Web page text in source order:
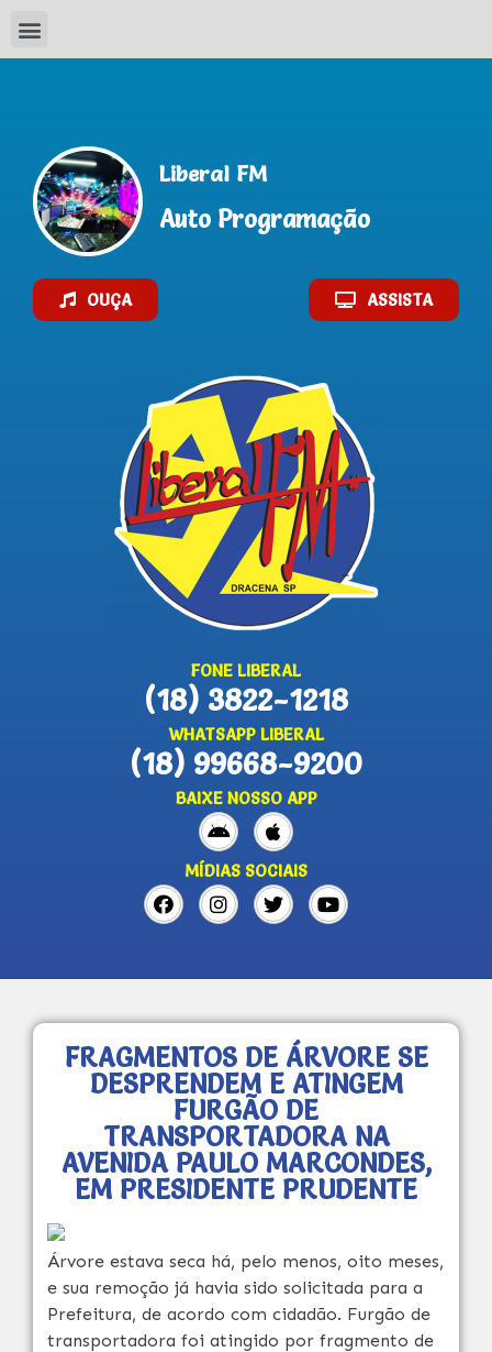
Liberal FM
Auto Programação
OUÇA ASSISTA
FONE LIBERAL
(18) 3822-1218
WHATSAPP LIBERAL
(18) 99668-9200
BAIXE NOSSO APP
MÍDIAS SOCIAIS
FRAGMENTOS DE ÁRVORE SE
DESPRENDEM E ATINGEM
FURGÃO DE
TRANSPORTADORA NA
AVENIDA PAULO MARCONDES,
EM PRESIDENTE PRUDENTE
Árvore estava seca há, pelo menos, oito meses,
e sua remoção já havia sido solicitada para a
Prefeitura, de acordo com cidadão. Furgão de
transportadora foi atingido por fragmento de